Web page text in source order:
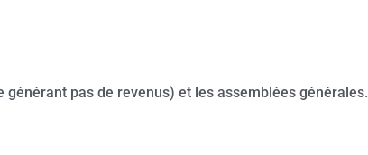
générant pas de revenus) et les assemblées générales.